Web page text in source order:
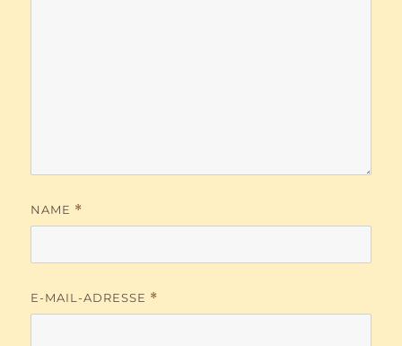
NAME *
E-MAIL-ADRESSE *